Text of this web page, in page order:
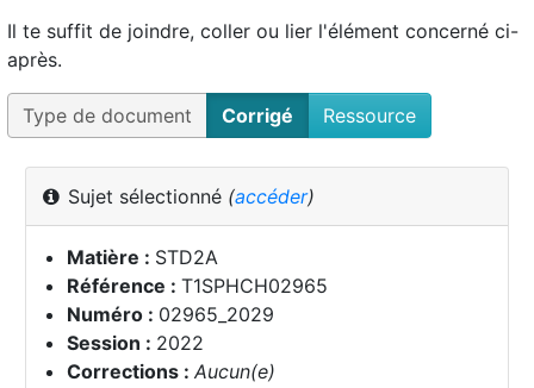
Il te suffit de joindre, coller ou lier l'élément concerné ci-
après.
Type de document Corrigé Ressource
Sujet sélectionné (accéder)
Matière : STD2A
Référence : T1SPHCH02965
Numéro : 02965_2029
Session : 2022
Corrections : Aucun(e)